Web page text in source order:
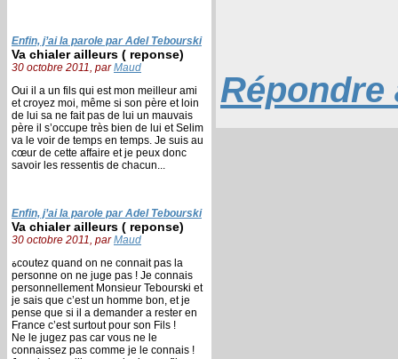
Enfin, j’ai la parole par Adel Tebourski
Va chialer ailleurs ( reponse)
30 octobre 2011, parMaud
Oui il a un fils qui est mon meilleur ami
et croyez moi, même si son père et loin
de lui sa ne fait pas de lui un mauvais
père il s’occupe très bien de lui et Selim
va le voir de temps en temps. Je suis au
cœur de cette affaire et je peux donc
savoir les ressentis de chacun...
Enfin, j’ai la parole par Adel Tebourski
Va chialer ailleurs ( reponse)
30 octobre 2011, parMaud
ةcoutez quand on ne connait pas la
personne on ne juge pas ! Je connais
personnellement Monsieur Tebourski et
je sais que c’est un homme bon, et je
pense que si il a demander a rester en
France c’est surtout pour son Fils !
Ne le jugez pas car vous ne le
connaissez pas comme je le connais !
Répondre